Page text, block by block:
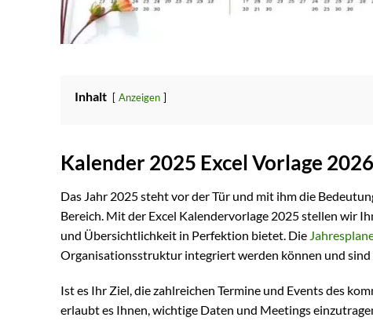
Inhalt Anzeigen
Kalender 2025 Excel Vorlage
Das Jahr 2025 steht vor der Tür und mit ihm die
Bereich. Mit der Excel Kalendervorlage 2025 stellen wir
und Übersichtlichkeit in Perfektion bietet. Die
Organisationsstruktur integriert werden können und sind
Ist es Ihr Ziel, die zahlreichen Termine und Events des
erlaubt es Ihnen, wichtige Daten und Meetings